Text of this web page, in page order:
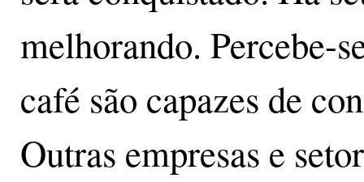
melhorando. Percebe-
café são capazes de
Outras empresas e